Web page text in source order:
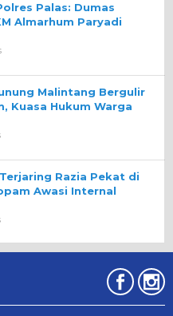
Palas: Dumas
Almarhum Paryadi
Malintang Bergulir
Kuasa Hukum Warga
Razia Pekat di
Awasi Internal